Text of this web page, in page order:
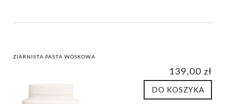
ZIARNISTA PASTA WOSKOWA
139,00 zł
DO KOSZYKA